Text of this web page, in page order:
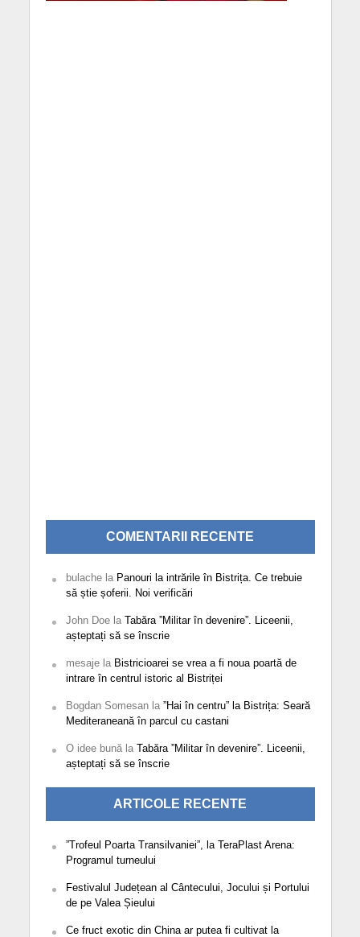
COMENTARII RECENTE
bulachela Panouri la intrările în Bistrița. Ce trebuie
să știe șoferii. Noi verificări
John Doela Tabăra ”Militar în devenire”. Liceenii,
așteptați să se înscrie
mesajela Bistricioarei se vrea a fi noua poartă de
intrare în centrul istoric al Bistriței
Bogdan Somesanla ”Hai în centru” la Bistrița: Seară
Mediteraneană în parcul cu castani
O idee bunăla Tabăra ”Militar în devenire”. Liceenii,
așteptați să se înscrie
ARTICOLE RECENTE
”Trofeul Poarta Transilvaniei”, la TeraPlast Arena:
Programul turneului
Festivalul Județean al Cântecului, Jocului și Portului
de pe Valea Șieului
Ce fruct exotic din China ar putea fi cultivat la